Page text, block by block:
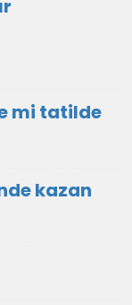
mi tatilde
kazan